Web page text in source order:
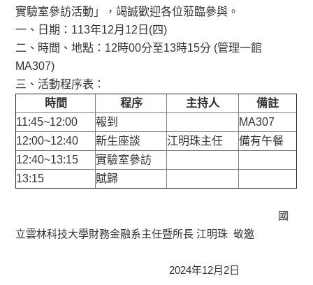
實驗室參訪活動」，竭誠歡迎各位蒞臨參與。
一、日期：113年12月12日(四)
二、時間、地點：12時00分至13時15分 (管理一館
MA307)
三、活動程序表：
時間
程序 主持人
備註
11:45~12:00
報到
MA307
12:00~12:40
新生座談 江明珠主任
備有午餐
12:40~13:15
實驗室參訪
13:15
賦歸
國
立雲林科技大學財務金融系主任暨所長 江明珠 敬邀
2024年12月2日